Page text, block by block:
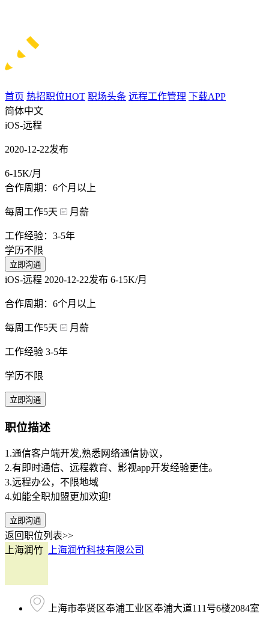
首页 热招职位HOT 职场头条 远程工作管理 下载APP
简体中文
iOS-远程
2020-12-22发布
6-15K/月
合作周期：6个月以上
每周工作5天 月薪
工作经验：3-5年
学历不限
立即沟通
iOS-远程 2020-12-22发布 6-15K/月
合作周期：6个月以上
每周工作5天 月薪
工作经验 3-5年
学历不限
立即沟通
职位描述
1.通信客户端开发,熟悉网络通信协议，
2.有即时通信、远程教育、影视app开发经验更佳。
3.远程办公，不限地域
4.如能全职加盟更加欢迎!
立即沟通
返回职位列表>>
上海润竹
上海润竹科技有限公司
上海市奉贤区奉浦工业区奉浦大道111号6楼2084室